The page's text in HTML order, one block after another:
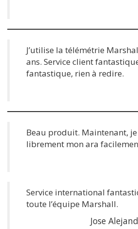
J’utilise la télémétrie
ans. Service client
fantastique, rien à redire.
Beau produit. Maintenant,
librement mon ara
Service international
toute l’équipe Marshall.
Jose